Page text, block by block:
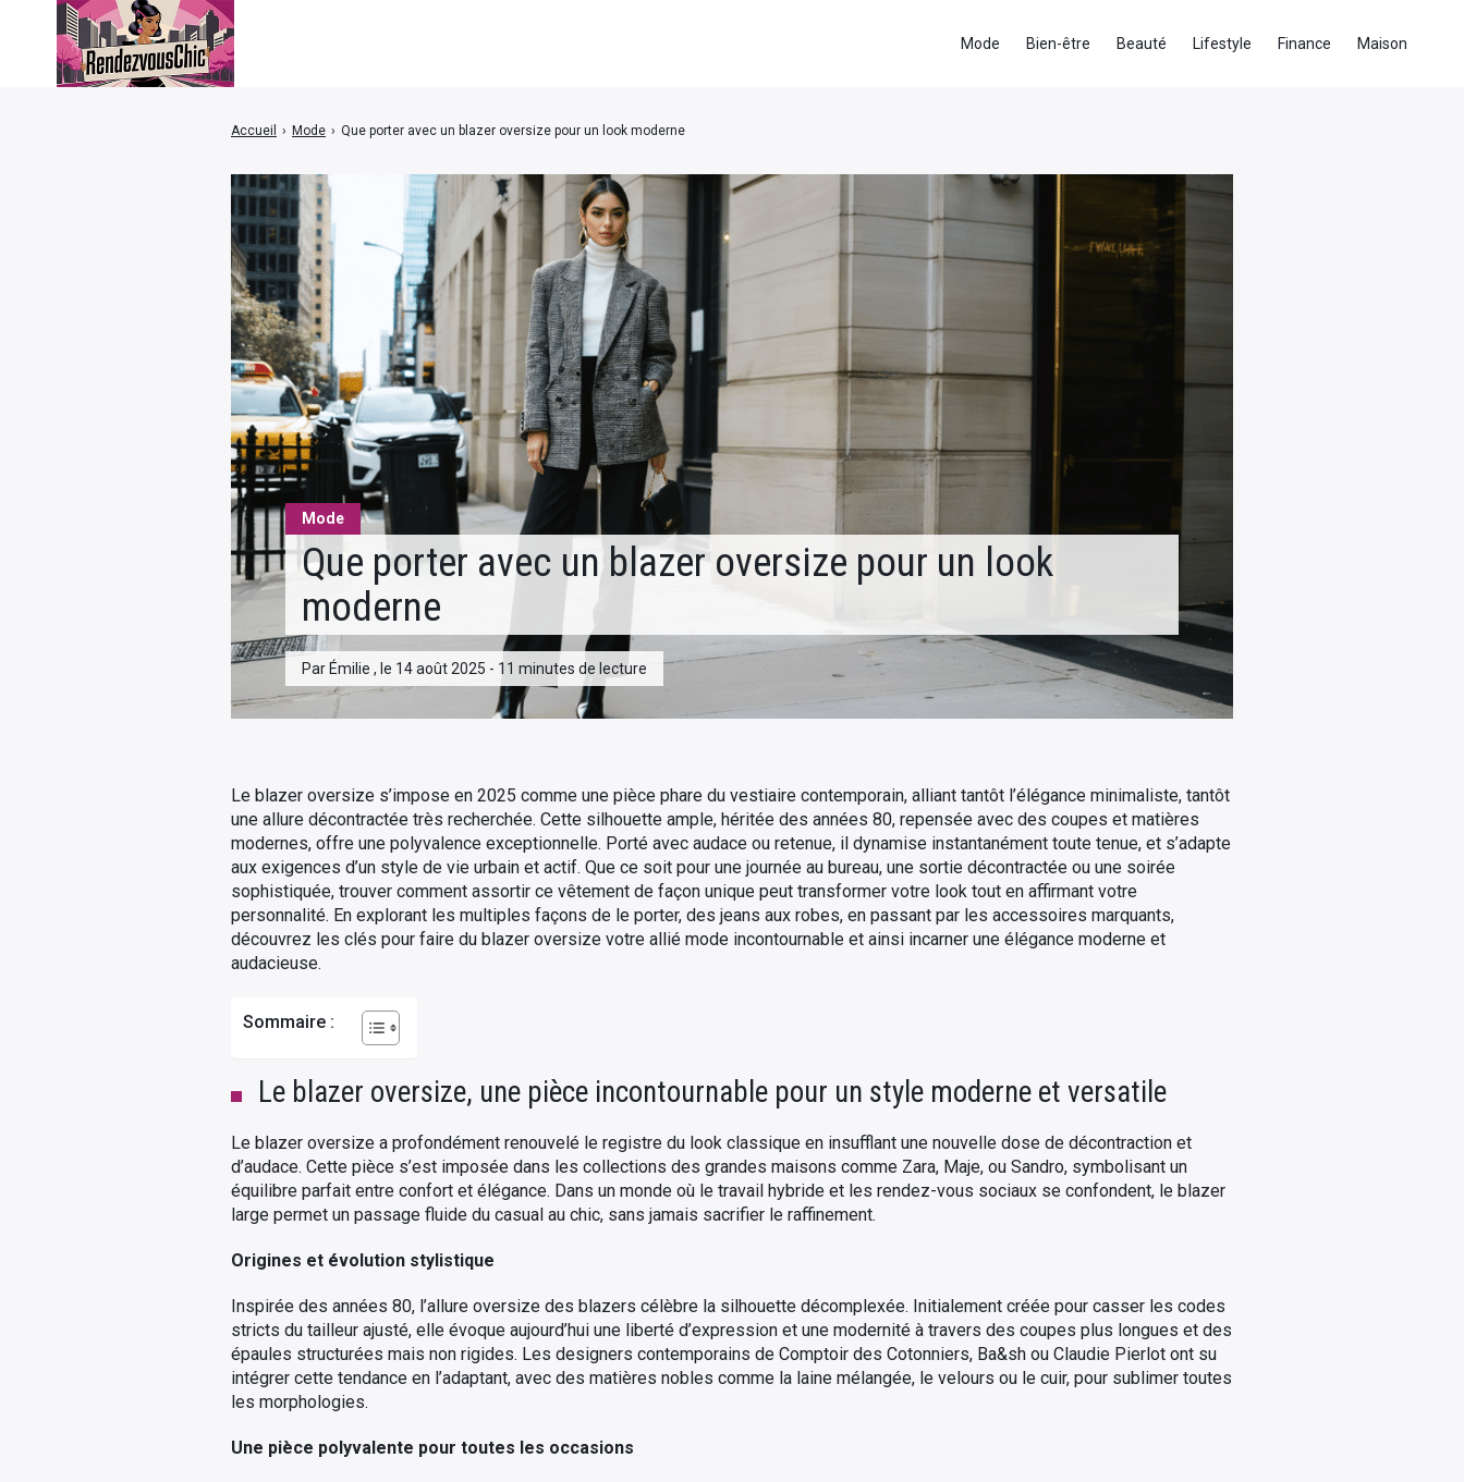
Mode
Que porter avec un blazer oversize pour un look
moderne
Par Émilie , le 14 août 2025 - 11 minutes de lecture
Accueil › Mode › Que porter avec un blazer oversize pour un look moderne
Le blazer oversize s’impose en 2025 comme une pièce phare du vestiaire contemporain, alliant tantôt l’élégance minimaliste, tantôt
une allure décontractée très recherchée. Cette silhouette ample, héritée des années 80, repensée avec des coupes et matières
modernes, offre une polyvalence exceptionnelle. Porté avec audace ou retenue, il dynamise instantanément toute tenue, et s’adapte
aux exigences d’un style de vie urbain et actif. Que ce soit pour une journée au bureau, une sortie décontractée ou une soirée
sophistiquée, trouver comment assortir ce vêtement de façon unique peut transformer votre look tout en affirmant votre
personnalité. En explorant les multiples façons de le porter, des jeans aux robes, en passant par les accessoires marquants,
découvrez les clés pour faire du blazer oversize votre allié mode incontournable et ainsi incarner une élégance moderne et
audacieuse.
Sommaire :
Le blazer oversize, une pièce incontournable pour un style moderne et versatile
Le blazer oversize a profondément renouvelé le registre du look classique en insufflant une nouvelle dose de décontraction et
d’audace. Cette pièce s’est imposée dans les collections des grandes maisons comme Zara, Maje, ou Sandro, symbolisant un
équilibre parfait entre confort et élégance. Dans un monde où le travail hybride et les rendez-vous sociaux se confondent, le blazer
large permet un passage fluide du casual au chic, sans jamais sacrifier le raffinement.
Origines et évolution stylistique
Inspirée des années 80, l’allure oversize des blazers célèbre la silhouette décomplexée. Initialement créée pour casser les codes
stricts du tailleur ajusté, elle évoque aujourd’hui une liberté d’expression et une modernité à travers des coupes plus longues et des
épaules structurées mais non rigides. Les designers contemporains de Comptoir des Cotonniers, Ba&sh ou Claudie Pierlot ont su
intégrer cette tendance en l’adaptant, avec des matières nobles comme la laine mélangée, le velours ou le cuir, pour sublimer toutes
les morphologies.
Une pièce polyvalente pour toutes les occasions
Mode Bien-être Beauté Lifestyle Finance Maison